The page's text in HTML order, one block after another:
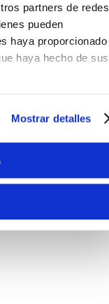
partners de redes
pueden
haya proporcionado
haya hecho de sus
Mostrar detalles
MEINL
el uso de
en
acero